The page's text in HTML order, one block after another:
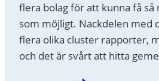
flera bolag för att kunna få så
som möjligt. Nackdelen med
flera olika cluster rapporter,
och det är svårt att hitta